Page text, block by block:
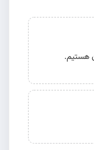
هستیم.